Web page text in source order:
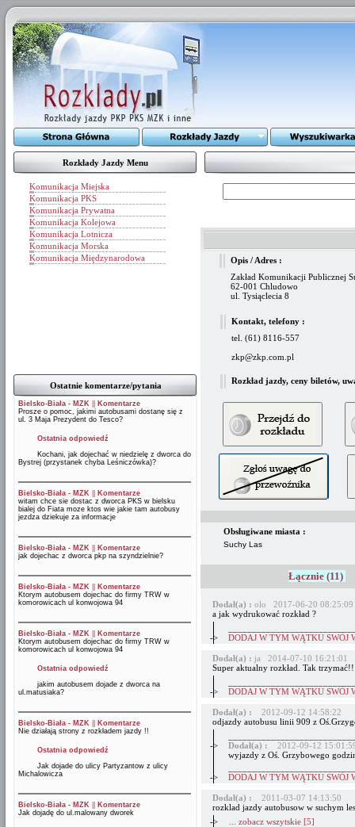
Rozkłady Jazdy Menu
Komunikacja Miejska
Komunikacja PKS
Komunikacja Prywatna
Komunikacja Kolejowa
Komunikacja Lotnicza
Komunikacja Morska
Komunikacja Międzynarodowa
Ostatnie komentarze/pytania
Bielsko-Biała - MZK
Komentarze
Prosze o pomoc, jakimi autobusami dostanę się z
ul. 3 Maja Prezydent do Tesco?
Ostatnia odpowiedź
Kochani, jak dojechać w niedzielę z dworca do
Bystrej (przystanek chyba Leśniczówka)?
Bielsko-Biała - MZK
Komentarze
witam chce sie dostac z dworca PKS w bielsku
bialej do Fiata moze ktos wie jakie tam autobusy
jezdza dziekuje za informacje
Bielsko-Biała - MZK
Komentarze
jak dojechac z dworca pkp na szyndzielnie?
Bielsko-Biała - MZK
Komentarze
Ktorym autobusem dojechac do firmy TRW w
komorowicach ul konwojowa 94
Bielsko-Biała - MZK
Komentarze
Ktorym autobusem dojechac do firmy TRW w
komorowicach ul konwojowa 94
Ostatnia odpowiedź
jakim autobusem dojade z dworca na
ul.matusiaka?
Bielsko-Biała - MZK
Komentarze
Nie działają strony z rozkładem jazdy !!
Ostatnia odpowiedź
Jak dojade do ulicy Partyzantow z ulicy
Michalowicza
Bielsko-Biała - MZK
Komentarze
Jak dojadę do ul.malowany dworek
Opis / Adres :
Zakład Komunikacji Publicznej
62-001 Chludowo
ul. Tysiąclecia 8
Kontakt, telefony :
tel. (61) 8116-557
zkp@zkp.com.pl
Rozkład jazdy, ceny biletów,
Obsługiwane miasta :
Suchy Las
Łącznie (11)
Dodał(a) : olo 2017-06-20 08:25:09
a jak wydrukować rozkład ?
->
DODAJ W TYM WĄTKU SWÓJ
Dodał(a) : ja 2014-07-10 16:21:01
Super aktualny rozkład. Tak
->
DODAJ W TYM WĄTKU SWÓJ
Dodał(a) :
2012-09-12 14:58:22
odjazdy autobusu linii 909 z
->
Dodał(a) :
2012-09-12
wyjazdy z Oś. Grzybowego
->
DODAJ W TYM WĄTKU SWÓJ
Dodał(a) :
2011-03-07 14:13:50
rozklad jazdy autobusow w suchym
->
... zobacz wszytskie [5]